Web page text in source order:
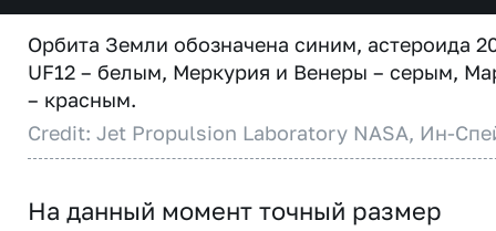
Орбита Земли обозначена синим, астероида
UF12 – белым, Меркурия и Венеры – серым,
– красным.
Credit: Jet Propulsion Laboratory NASA, Ин-
На данный момент точный размер